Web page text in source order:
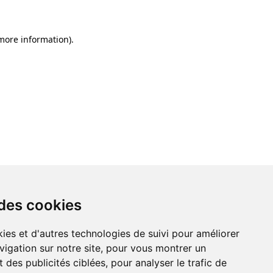
cookies
et d'autres technologies de suivi pour améliorer
sur notre site, pour vous montrer un
des publicités ciblées, pour analyser le trafic de
information).